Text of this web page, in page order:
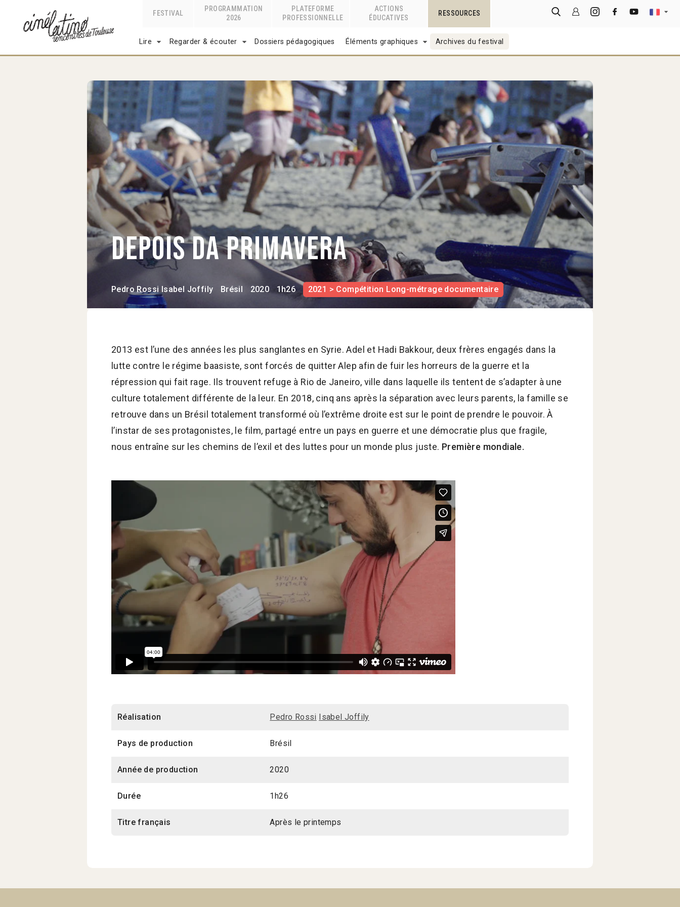
FESTIVAL
PROGRAMMATION
2026
PLATEFORME
PROFESSIONNELLE
ACTIONS
ÉDUCATIVES
RESSOURCES
Lire Regarder & écouter Dossiers pédagogiques Éléments graphiques Archives du festival
Depois da primavera
Pedro Rossi Isabel Joffily Brésil 2020 1h26 2021 > Compétition Long-métrage documentaire
2013 est l’une des années les plus sanglantes en Syrie. Adel et Hadi Bakkour, deux frères engagés dans la
lutte contre le régime baasiste, sont forcés de quitter Alep afin de fuir les horreurs de la guerre et la
répression qui fait rage. Ils trouvent refuge à Rio de Janeiro, ville dans laquelle ils tentent de s’adapter à une
culture totalement différente de la leur. En 2018, cinq ans après la séparation avec leurs parents, la famille se
retrouve dans un Brésil totalement transformé où l’extrême droite est sur le point de prendre le pouvoir. À
l’instar de ses protagonistes, le film, partagé entre un pays en guerre et une démocratie plus que fragile,
nous entraîne sur les chemins de l’exil et des luttes pour un monde plus juste. Première mondiale.
Réalisation Pedro Rossi Isabel Joffily
Pays de production Brésil
Année de production 2020
Durée 1h26
Titre français Après le printemps